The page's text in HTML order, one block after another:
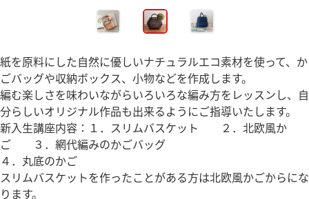
紙を原料にした自然に優しいナチュラルエコ素材を使って、か
ごバッグや収納ボックス、小物などを作成します。
編む楽しさを味わいながらいろいろな編み方をレッスンし、自
分らしいオリジナル作品も出来るようにご指導いたします。
新入生講座内容：１．スリムバスケット ２．北欧風か
ご ３．網代編みのかごバッグ
４．丸底のかご
スリムバスケットを作ったことがある方は北欧風かごからにな
ります。